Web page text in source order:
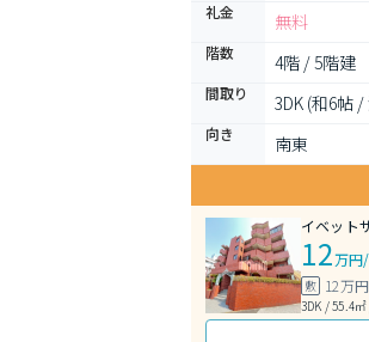
礼金 無料
階数 4階 / 5階建
間取り 3DK (和6帖
向き
南東
イベット
12万円/
敷 12万円
3DK / 55.4